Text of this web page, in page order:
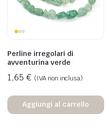
Perline irregolari di
avventurina verde
1,65 € (IVA non inclusa)
Aggiungi al carrello